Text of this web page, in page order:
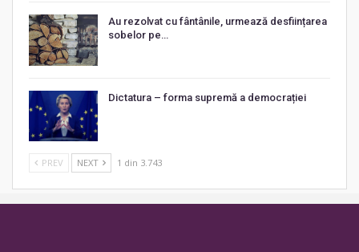
Au rezolvat cu fântânile, urmează desființarea
sobelor pe…
Dictatura – forma supremă a democrației
PREV NEXT 1 din 3.743